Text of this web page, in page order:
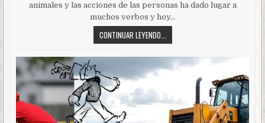
animales y las acciones de las personas ha dado lugar a
muchos verbos y hoy…
CONTINUAR LEYENDO...